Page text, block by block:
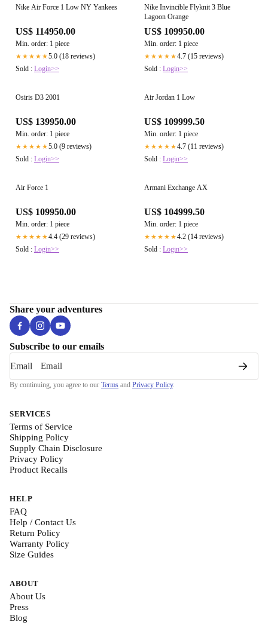
Nike Air Force 1 Low NY Yankees
US$ 114950.00
Min. order: 1 piece
★★★★★5.0 (18 reviews)
Sold : Login>>
Nike Invincible Flyknit 3 Blue
Lagoon Orange
US$ 109950.00
Min. order: 1 piece
★★★★★4.7 (15 reviews)
Sold : Login>>
Osiris D3 2001
US$ 139950.00
Min. order: 1 piece
★★★★★5.0 (9 reviews)
Sold : Login>>
Air Jordan 1 Low
US$ 109999.50
Min. order: 1 piece
★★★★★4.7 (11 reviews)
Sold : Login>>
Air Force 1
US$ 109950.00
Min. order: 1 piece
★★★★★4.4 (29 reviews)
Sold : Login>>
Armani Exchange AX
US$ 104999.50
Min. order: 1 piece
★★★★★4.2 (14 reviews)
Sold : Login>>
Share your adventures
Subscribe to our emails
Email
By continuing, you agree to our Terms and Privacy Policy.
SERVICES
Terms of Service
Shipping Policy
Supply Chain Disclosure
Privacy Policy
Product Recalls
HELP
FAQ
Help / Contact Us
Return Policy
Warranty Policy
Size Guides
ABOUT
About Us
Press
Blog